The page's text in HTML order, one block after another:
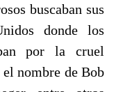
buscaban sus
donde los
por la cruel
nombre de Bob